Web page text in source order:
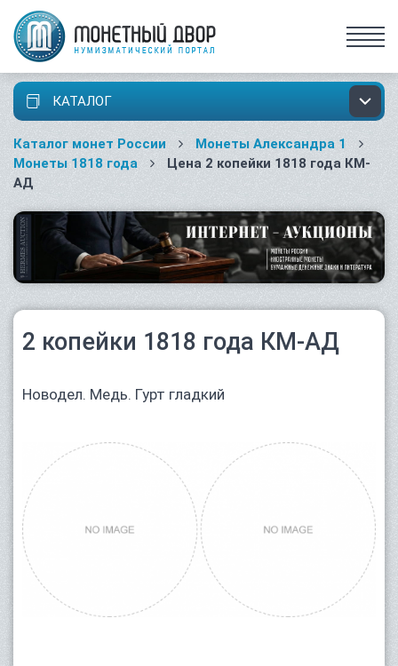
КАТАЛОГ
Каталог монет России
Монеты Александра 1
Монеты 1818 года
Цена 2 копейки 1818 года КМ-
АД
2 копейки 1818 года КМ-АД
Новодел. Медь. Гурт гладкий